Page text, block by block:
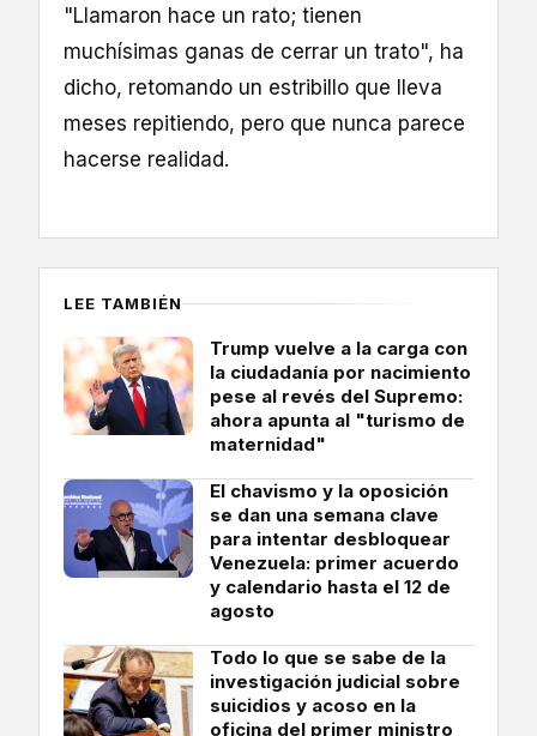
"Llamaron hace un rato; tienen
muchísimas ganas de cerrar un trato", ha
dicho, retomando un estribillo que lleva
meses repitiendo, pero que nunca parece
hacerse realidad.
LEE TAMBIÉN
Trump vuelve a la carga con
la ciudadanía por nacimiento
pese al revés del Supremo:
ahora apunta al "turismo de
maternidad"
El chavismo y la oposición
se dan una semana clave
para intentar desbloquear
Venezuela: primer acuerdo
y calendario hasta el 12 de
agosto
Todo lo que se sabe de la
investigación judicial sobre
suicidios y acoso en la
oficina del primer ministro